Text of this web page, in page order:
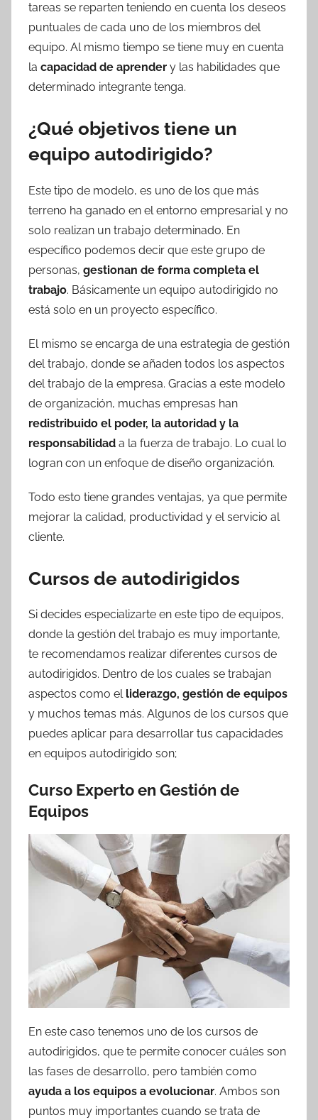
tareas se reparten teniendo en cuenta los deseos
puntuales de cada uno de los miembros del
equipo. Al mismo tiempo se tiene muy en cuenta
la capacidad de aprender y las habilidades que
determinado integrante tenga.
¿Qué objetivos tiene un
equipo autodirigido?
Este tipo de modelo, es uno de los que más
terreno ha ganado en el entorno empresarial y no
solo realizan un trabajo determinado. En
específico podemos decir que este grupo de
personas, gestionan de forma completa el
trabajo. Básicamente un equipo autodirigido no
está solo en un proyecto específico.
El mismo se encarga de una estrategia de gestión
del trabajo, donde se añaden todos los aspectos
del trabajo de la empresa. Gracias a este modelo
de organización, muchas empresas han
redistribuido el poder, la autoridad y la
responsabilidad a la fuerza de trabajo. Lo cual lo
logran con un enfoque de diseño organización.
Todo esto tiene grandes ventajas, ya que permite
mejorar la calidad, productividad y el servicio al
cliente.
Cursos de autodirigidos
Si decides especializarte en este tipo de equipos,
donde la gestión del trabajo es muy importante,
te recomendamos realizar diferentes cursos de
autodirigidos. Dentro de los cuales se trabajan
aspectos como el liderazgo, gestión de equipos
y muchos temas más. Algunos de los cursos que
puedes aplicar para desarrollar tus capacidades
en equipos autodirigido son;
Curso Experto en Gestión de
Equipos
En este caso tenemos uno de los cursos de
autodirigidos, que te permite conocer cuáles son
las fases de desarrollo, pero también como
ayuda a los equipos a evolucionar. Ambos son
puntos muy importantes cuando se trata de